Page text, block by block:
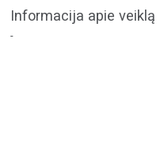
Informacija apie veiklą
-